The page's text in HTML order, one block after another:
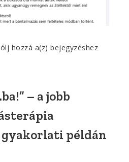
hozzá a(z)“Elmész
–
a
agyféltekés
bejegyzéshez
– a jobb
gyakorlati példán